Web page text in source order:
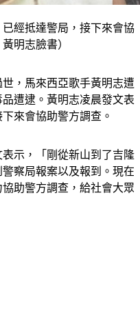
明志臉書）
遭逮。黃明志凌晨發文表
來會協助警方調查。
察局報案以及報到。現在
助警方調查，給社會大眾